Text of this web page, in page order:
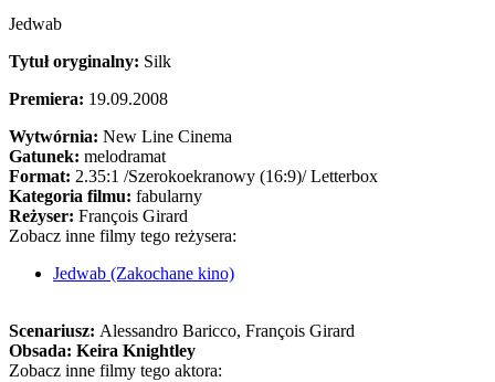
Jedwab
Tytuł oryginalny: Silk
Premiera: 19.09.2008
Wytwórnia: New Line Cinema
Gatunek: melodramat
Format: 2.35:1 /Szerokoekranowy (16:9)/Letterbox
Kategoria filmu: fabularny
Reżyser: François Girard
Zobacz inne filmy tego reżysera:
Jedwab (Zakochane kino)
Scenariusz: Alessandro Baricco, François Girard
Obsada: Keira Knightley
Zobacz inne filmy tego aktora: